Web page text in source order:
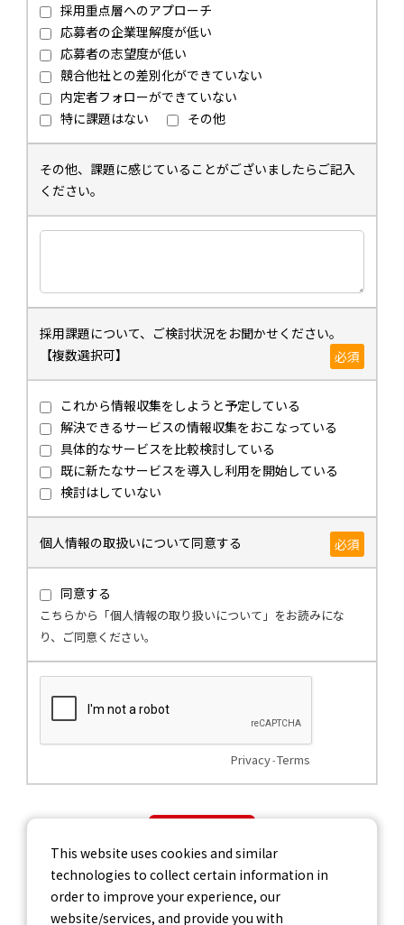
採用重点層へのアプローチ
応募者の企業理解度が低い
応募者の志望度が低い
競合他社との差別化ができていない
内定者フォローができていない
特に課題はない
その他
その他、課題に感じていることがございましたらご記入
ください。
採用課題について、ご検討状況をお聞かせください。
【複数選択可】
必須
これから情報収集をしようと予定している
解決できるサービスの情報収集をおこなっている
具体的なサービスを比較検討している
既に新たなサービスを導入し利用を開始している
検討はしていない
個人情報の取扱いについて同意する 必須
同意する
こちらから「個人情報の取り扱いについて」をお読みにな
り、ご同意ください。
Privacy-Terms
This website uses cookies and similar
technologies to collect certain information in
order to improve your experience, our
website/services, and provide you with